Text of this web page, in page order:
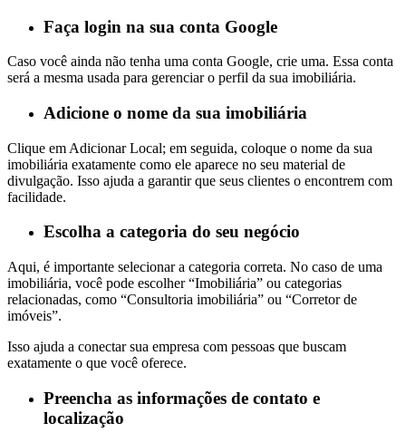
Faça login na sua conta Google
Caso você ainda não tenha uma conta Google, crie uma. Essa conta
será a mesma usada para gerenciar o perfil da sua imobiliária.
Adicione o nome da sua imobiliária
Clique em Adicionar Local; em seguida, coloque o nome da sua
imobiliária exatamente como ele aparece no seu material de
divulgação. Isso ajuda a garantir que seus clientes o encontrem com
facilidade.
Escolha a categoria do seu negócio
Aqui, é importante selecionar a categoria correta. No caso de uma
imobiliária, você pode escolher “Imobiliária” ou categorias
relacionadas, como “Consultoria imobiliária” ou “Corretor de
imóveis”.
Isso ajuda a conectar sua empresa com pessoas que buscam
exatamente o que você oferece.
Preencha as informações de contato e
localização